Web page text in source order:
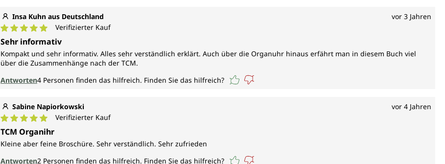
außergewöhnliche Begabung wurde schon früh
erkannt und ließ ihm die Ausbildung am
weltberühmten Shaolin-Kloster in der chinesischen
Provinz Henan zuteilwerden, die er dann später mit
einem Medizinstudium an der Universität Peking
In Deutschland studierte Li Wu Psychologie und
zudem Qi-Gong-Meister, Professor für TCM an der
Universität Yunnan und Professor für Ost-West-
Medizin an der Universität in San Francisco;
außerdem leitet er das Naturheilkundliche
Forschungsinstitut München und ist
Vorstandsmitglied des Naturwissenschaftlichen
Insa Kuhn aus Deutschland vor 3 Jahren
Durchschnittliche Bewertung von 5 von 5 Sternen
Verifizierter Kauf
Sehr informativ
Kompakt und sehr informativ. Alles sehr verständlich erklärt. Auch über die Organuhr hinaus erfährt man in diesem Buch viel
über die Zusammenhänge nach der TCM.
Antworten4 Personen finden das hilfreich. Finden Sie das hilfreich?
Sabine Napiorkowski vor 4 Jahren
Durchschnittliche Bewertung von 5 von 5 Sternen
Verifizierter Kauf
TCM Organihr
Kleine aber feine Broschüre. Sehr verständlich. Sehr zufrieden
Antworten2 Personen finden das hilfreich. Finden Sie das hilfreich?